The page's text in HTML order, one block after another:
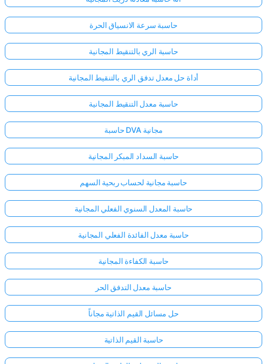
الدخول
هنا!
حاسبة سرعة الانسياق الحرة
حاسبة الري بالتنقيط المجانية
أداة حل معدل تدفق الري بالتنقيط المجانية
حاسبة معدل التنقيط المجانية
حاسبة DVA مجانية
حاسبة السداد المبكر المجانية
حاسبة مجانية لحساب ربحية السهم
حاسبة المعدل السنوي الفعلي المجانية
حاسبة معدل الفائدة الفعلي المجانية
حاسبة الكفاءة المجانية
حاسبة معدل التدفق الحر
حل مسائل القيم الذاتية مجاناً
حاسبة القيم الذاتية